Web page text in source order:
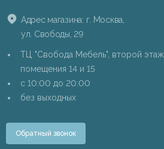
Адрес магазина: г. Москва,
ул. Свободы, 29
ТЦ "Свобода Мебель", второй этаж,
помещения 14 и 15
c 10:00 до 20:00
без выходных
Обратный звонок